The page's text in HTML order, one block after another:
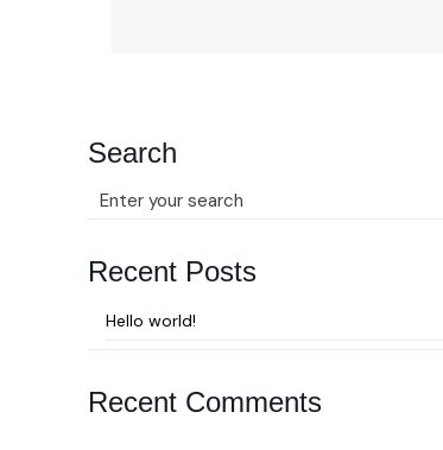
Search
Recent Posts
Hello world!
Recent Comments